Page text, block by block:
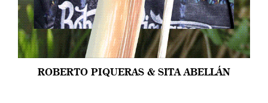
ROBERTO PIQUERAS & SITA ABELLÁN